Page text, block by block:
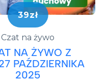
39zł
Czat na żywo
NA ŻYWO Z
PAŹDZIERNIKA
2025